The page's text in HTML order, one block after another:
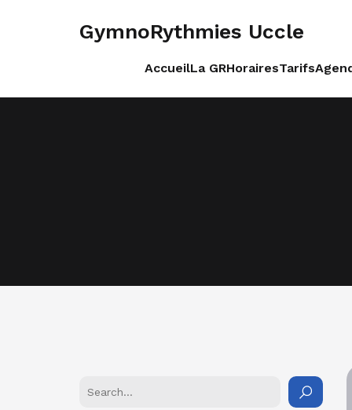
GymnoRythmies Uccle
AccueilLa GRHorairesTarifs